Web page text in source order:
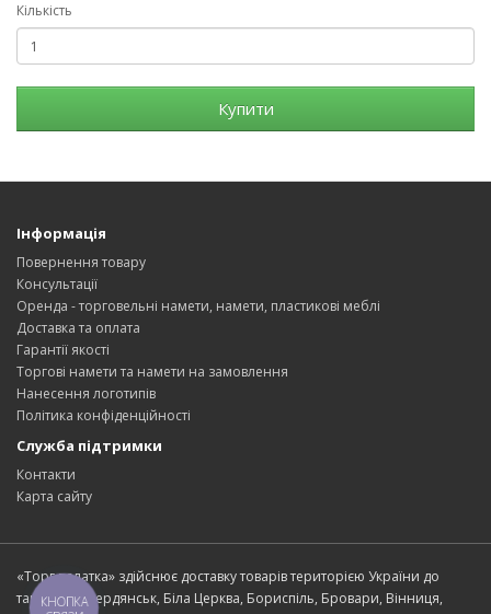
Кількість
Купити
Інформація
Повернення товару
Консультації
Оренда - торговельні намети, намети, пластикові меблі
Доставка та оплата
Гарантії якості
Торгові намети та намети на замовлення
Нанесення логотипів
Політика конфіденційності
Служба підтримки
Контакти
Карта сайту
«Торг палатка» здійснює доставку товарів територією України до
таких міст: Бердянськ, Біла Церква, Бориспіль, Бровари, Вінниця,
КНОПКА